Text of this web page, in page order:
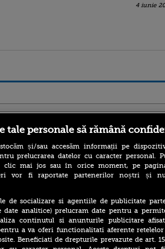
4 iunie
a fost arestată în
pentru spionaj în
Rusiei
West Nile: două
au murit, iar
tale personale să rămână
și/sau accesăm informații pe
prelucrarea datelor cu caracter personal.
clic mai jos sau în orice moment, pe
vor fi raportate partenerilor noștri și
de socializare si agentiile de publicitate
analitice) prelucram date pentru a
continutul si anunturile publicitare
a va oferi functionalitati aferente
Beneficiati de drepturile prevazute de art.